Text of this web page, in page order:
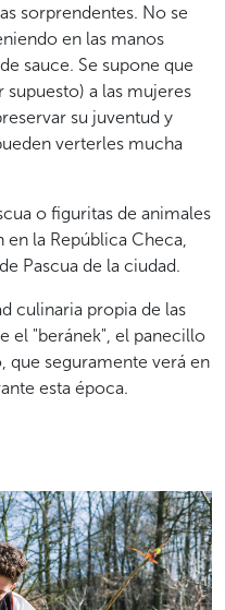
sorprendentes. No se
en las manos
sauce. Se supone que
a las mujeres
su juventud y
verterles mucha
o figuritas de animales
la República Checa,
Pascua de la ciudad.
culinaria propia de las
el "beránek", el panecillo
seguramente verá en
esta época.